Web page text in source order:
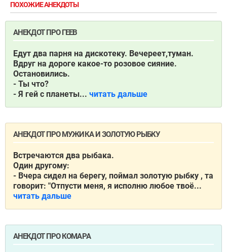
ПОХОЖИЕ АНЕКДОТЫ
АНЕКДОТ ПРО ГЕЕВ
Едут два парня на дискотеку. Вечереет,туман.
Вдруг на дороге какое-то розовое сияние.
Остановились.
- Ты что?
- Я гей с планеты... читать дальше
АНЕКДОТ ПРО МУЖИКА И ЗОЛОТУЮ РЫБКУ
Встречаются два рыбака.
Один другому:
- Вчера сидел на берегу, поймал золотую рыбку , та
говорит: "Отпусти меня, я исполню любое твоё...
читать дальше
АНЕКДОТ ПРО КОМАРА